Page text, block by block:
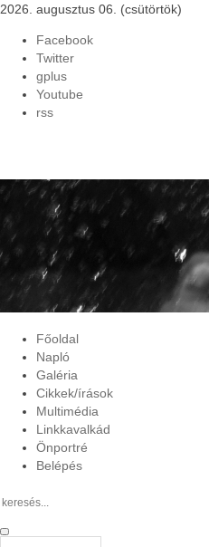
2026. augusztus 06. (csütörtök)
Facebook
Twitter
gplus
Youtube
rss
Főoldal
Napló
Galéria
Cikkek/írások
Multimédia
Linkkavalkád
Önportré
Belépés